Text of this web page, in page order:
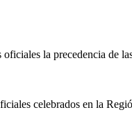
la precedencia de
celebrados en la